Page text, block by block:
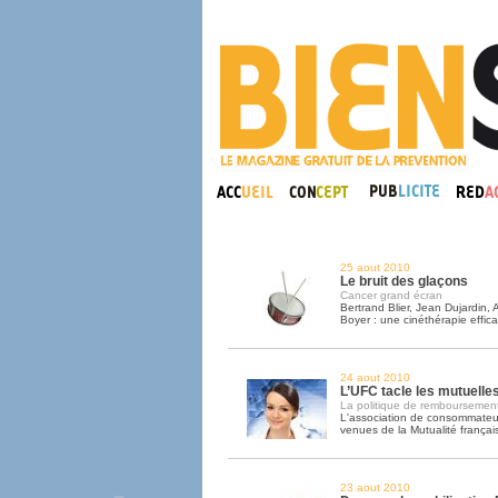
25 aout 2010
Le bruit des glaçons
Cancer grand écran
Bertrand Blier, Jean Dujardin,
Boyer : une cinéthérapie
24 aout 2010
L’UFC tacle les
La politique de
L'association de
venues de la Mutualité
23 aout 2010